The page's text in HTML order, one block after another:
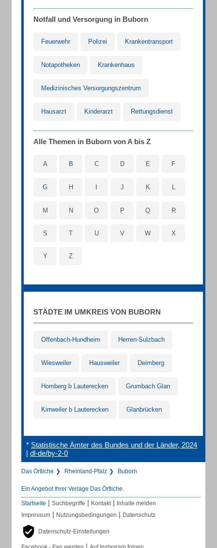
Notfall und Versorgung in Buborn
Feuerwehr Polizei Krankentransport
Notapotheken Krankenhaus
Medizinisches Versorgungszentrum
Hausarzt Kinderarzt Rettungsdienst
Alle Themen in Buborn von A bis Z
A B C D E F
G H J K L
M N O P Q R
S T U V W X
Y Z
STÄDTE IM UMKREIS VON BUBORN
Offenbach-Hundheim Herren-Sulzbach
Wiesweiler Hausweiler Deimberg
Homberg b Lauterecken Grumbach Glan
Kirrweiler b Lauterecken Glanbrücken
* Statistische Ämter des Bundes und der Länder, 2024
| dl-de/by-2-0
Das Örtliche Rheinland-Pfalz Buborn
Ein Angebot Ihrer Verlage Das Örtliche.
Startseite | Suchbegriffe | Kontakt | Inhalte melden
Impressum | Nutzungsbedingungen | Datenschutz
Datenschutz-Einstellungen
|